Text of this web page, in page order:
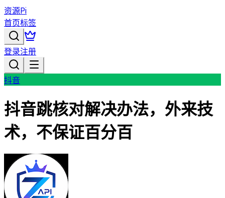
资源Pi
首页标签
登录注册
抖音
抖音跳核对解决办法，外来技
术，不保证百分百